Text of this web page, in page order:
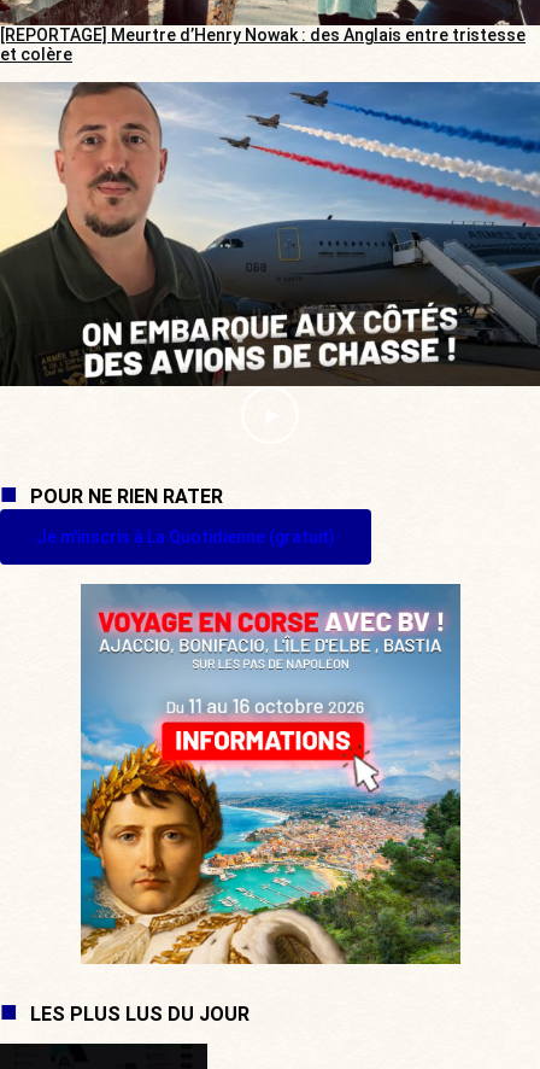
[REPORTAGE] Meurtre d’Henry Nowak : des Anglais entre tristesse
et colère
POUR NE RIEN RATER
Je m'inscris à La Quotidienne (gratuit)
LES PLUS LUS DU JOUR